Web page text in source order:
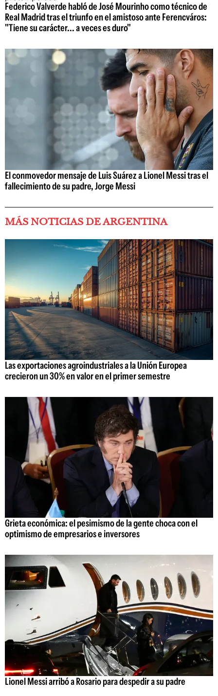
Federico Valverde habló de José Mourinho como técnico de
Real Madrid tras el triunfo en el amistoso ante Ferencváros:
"Tiene su carácter... a veces es duro"
El conmovedor mensaje de Luis Suárez a Lionel Messi tras el
fallecimiento de su padre, Jorge Messi
MÁS NOTICIAS DE ARGENTINA
Las exportaciones agroindustriales a la Unión Europea
crecieron un 30% en valor en el primer semestre
Grieta económica: el pesimismo de la gente choca con el
optimismo de empresarios e inversores
Lionel Messi arribó a Rosario para despedir a su padre